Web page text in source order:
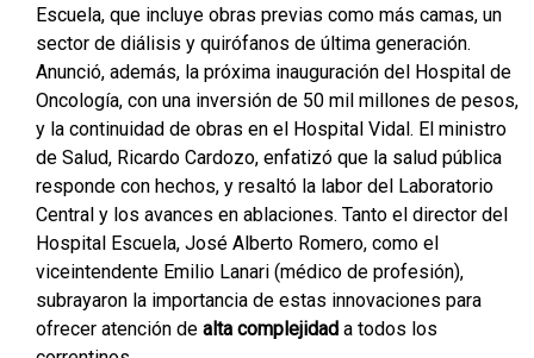
Escuela, que incluye obras previas como más camas, un
sector de diálisis y quirófanos de última generación.
Anunció, además, la próxima inauguración del Hospital de
Oncología, con una inversión de 50 mil millones de pesos,
y la continuidad de obras en el Hospital Vidal. El ministro
de Salud, Ricardo Cardozo, enfatizó que la salud pública
responde con hechos, y resaltó la labor del Laboratorio
Central y los avances en ablaciones. Tanto el director del
Hospital Escuela, José Alberto Romero, como el
viceintendente Emilio Lanari (médico de profesión),
subrayaron la importancia de estas innovaciones para
ofrecer atención de alta complejidad a todos los